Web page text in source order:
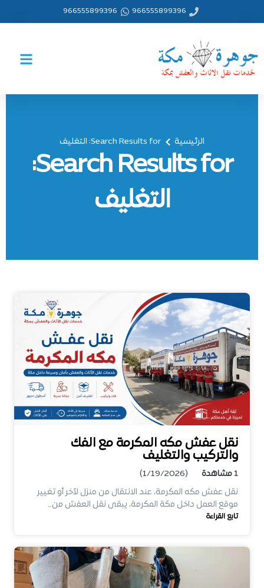
966555899396
966555899396
الرئيسية Search Results for: التغليف
Search Results for:
التغليف
نقل عفش مكه المكرمة مع الفك
والتركيب والتغليف
1مشاهدة
(1/19/2026)
نقل عفش مكه المكرمة، عند الانتقال من منزل لآخر أو تغيير
موقع العمل داخل مكة المكرمة، يبقى نقل العفش من…
تابع القراءة